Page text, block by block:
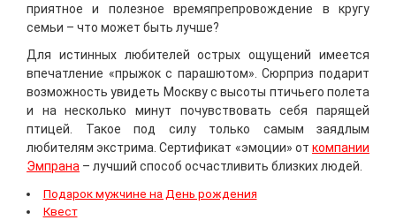
приятное и полезное времяпрепровождение в кругу
семьи – что может быть лучше?
Для истинных любителей острых ощущений имеется
впечатление «прыжок с парашютом». Сюрприз подарит
возможность увидеть Москву с высоты птичьего полета
и на несколько минут почувствовать себя парящей
птицей. Такое под силу только самым заядлым
любителям экстрима. Сертификат «эмоции» от компании
Эмпрана – лучший способ осчастливить близких людей.
Подарок мужчине на День рождения
Квест